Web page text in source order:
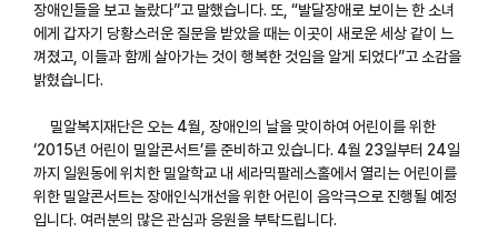
장애인들을 보고 놀랐다”고 말했습니다. 또, “발달장애로 보이는 한 소녀
에게 갑자기 당황스러운 질문을 받았을 때는 이곳이 새로운 세상 같이 느
껴졌고, 이들과 함께 살아가는 것이 행복한 것임을 알게 되었다”고 소감을
밝혔습니다.
밀알복지재단은 오는 4월, 장애인의 날을 맞이하여 어린이를 위한
‘2015년 어린이 밀알콘서트’를 준비하고 있습니다. 4월 23일부터 24일
까지 일원동에 위치한 밀알학교 내 세라믹팔레스홀에서 열리는 어린이를
위한 밀알콘서트는 장애인식개선을 위한 어린이 음악극으로 진행될 예정
입니다. 여러분의 많은 관심과 응원을 부탁드립니다.